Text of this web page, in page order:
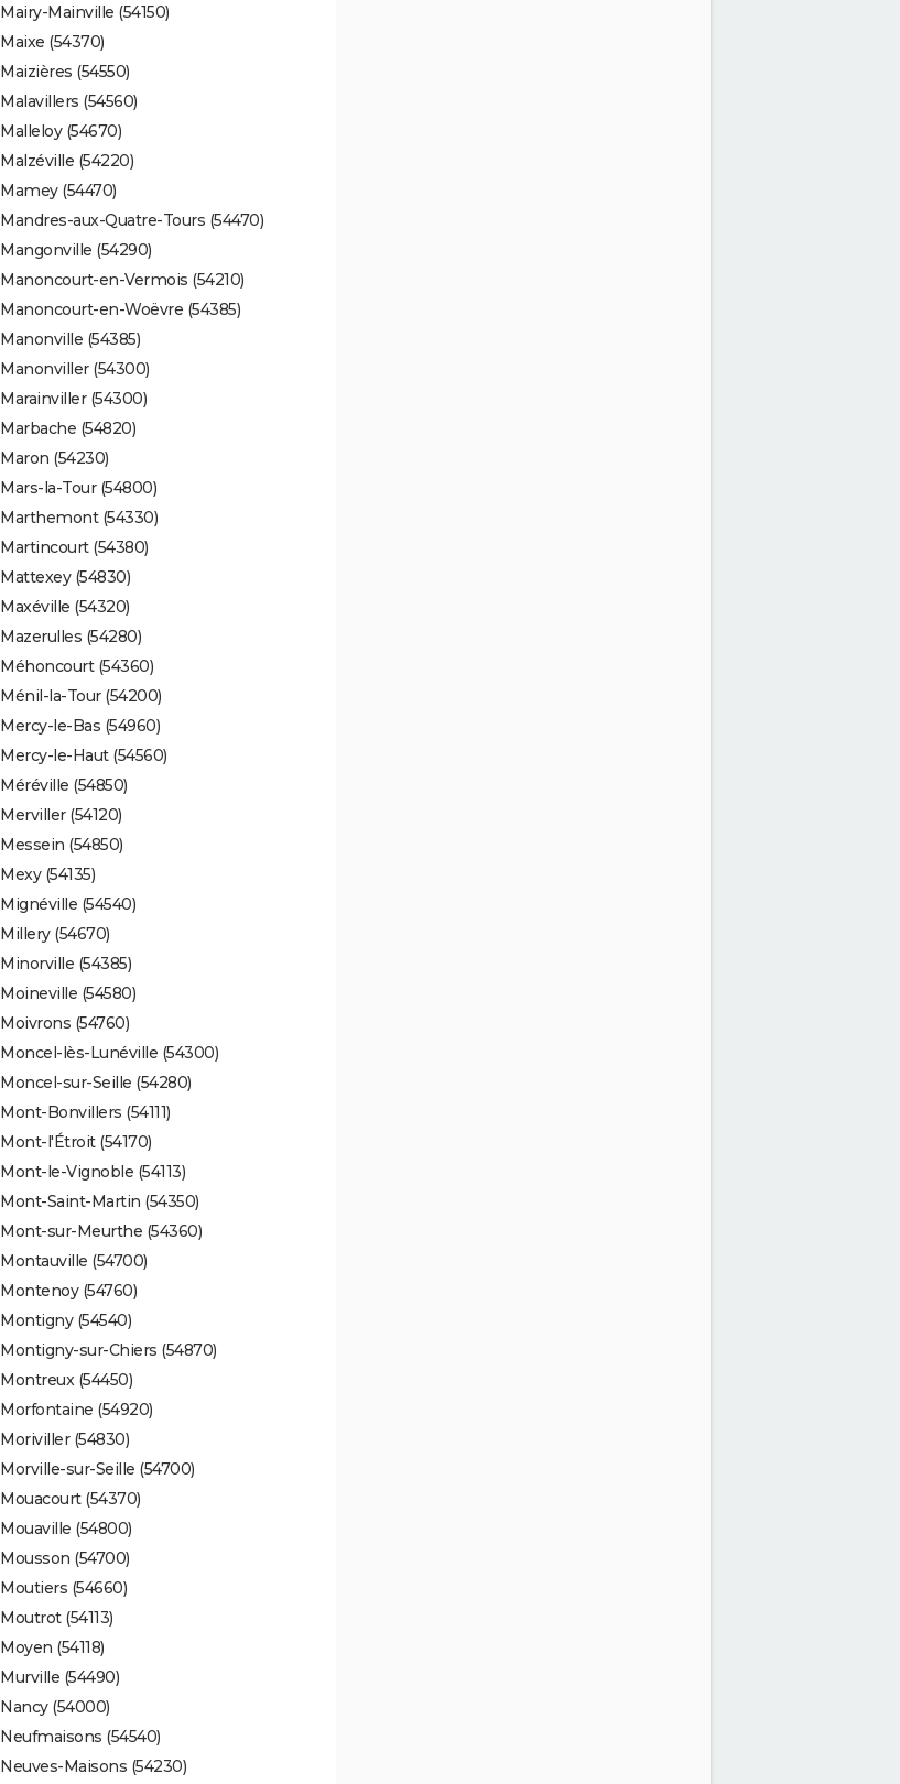
Mairy-Mainville (54150)
Maixe (54370)
Maizières (54550)
Malavillers (54560)
Malleloy (54670)
Malzéville (54220)
Mamey (54470)
Mandres-aux-Quatre-Tours (54470)
Mangonville (54290)
Manoncourt-en-Vermois (54210)
Manoncourt-en-Woëvre (54385)
Manonville (54385)
Manonviller (54300)
Marainviller (54300)
Marbache (54820)
Maron (54230)
Mars-la-Tour (54800)
Marthemont (54330)
Martincourt (54380)
Mattexey (54830)
Maxéville (54320)
Mazerulles (54280)
Méhoncourt (54360)
Ménil-la-Tour (54200)
Mercy-le-Bas (54960)
Mercy-le-Haut (54560)
Méréville (54850)
Merviller (54120)
Messein (54850)
Mexy (54135)
Mignéville (54540)
Millery (54670)
Minorville (54385)
Moineville (54580)
Moivrons (54760)
Moncel-lès-Lunéville (54300)
Moncel-sur-Seille (54280)
Mont-Bonvillers (54111)
Mont-l'Étroit (54170)
Mont-le-Vignoble (54113)
Mont-Saint-Martin (54350)
Mont-sur-Meurthe (54360)
Montauville (54700)
Montenoy (54760)
Montigny (54540)
Montigny-sur-Chiers (54870)
Montreux (54450)
Morfontaine (54920)
Moriviller (54830)
Morville-sur-Seille (54700)
Mouacourt (54370)
Mouaville (54800)
Mousson (54700)
Moutiers (54660)
Moutrot (54113)
Moyen (54118)
Murville (54490)
Nancy (54000)
Neufmaisons (54540)
Neuves-Maisons (54230)